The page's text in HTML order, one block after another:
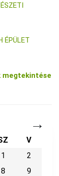
ÉPÜLET
megtekintése
→
V
1
2
8
9